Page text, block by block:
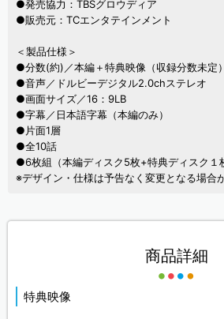
●発売協力：TBSグロウディア
●販売元：TCエンタテインメント
＜製品仕様＞
●分数(約)／本編＋特典映像（収録分数未定）
●音声／ドルビーデジタル2.0chステレオ
●画面サイズ／16：9LB
●字幕／日本語字幕（本編のみ）
●片面1層
●全10話
●6枚組（本編ディスク5枚+特典ディスク１
※デザイン・仕様は予告なく変更となる場合
商品詳細
特典映像